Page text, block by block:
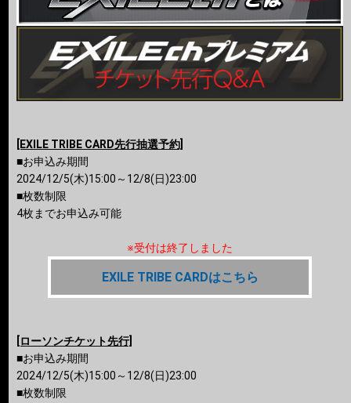
[EXILE TRIBE CARD先行抽選予約]
■お申込み期間
2024/12/5(木)15:00～12/8(日)23:00
■枚数制限
4枚までお申込み可能
※受付は終了しました
EXILE TRIBE CARDはこちら
[ローソンチケット先行]
■お申込み期間
2024/12/5(木)15:00～12/8(日)23:00
■枚数制限